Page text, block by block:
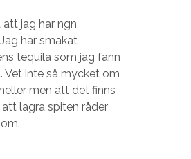
att jag har ngn
har smakat
tequila som jag fann
Vet inte så mycket om
men att det finns
lagra spiten råder